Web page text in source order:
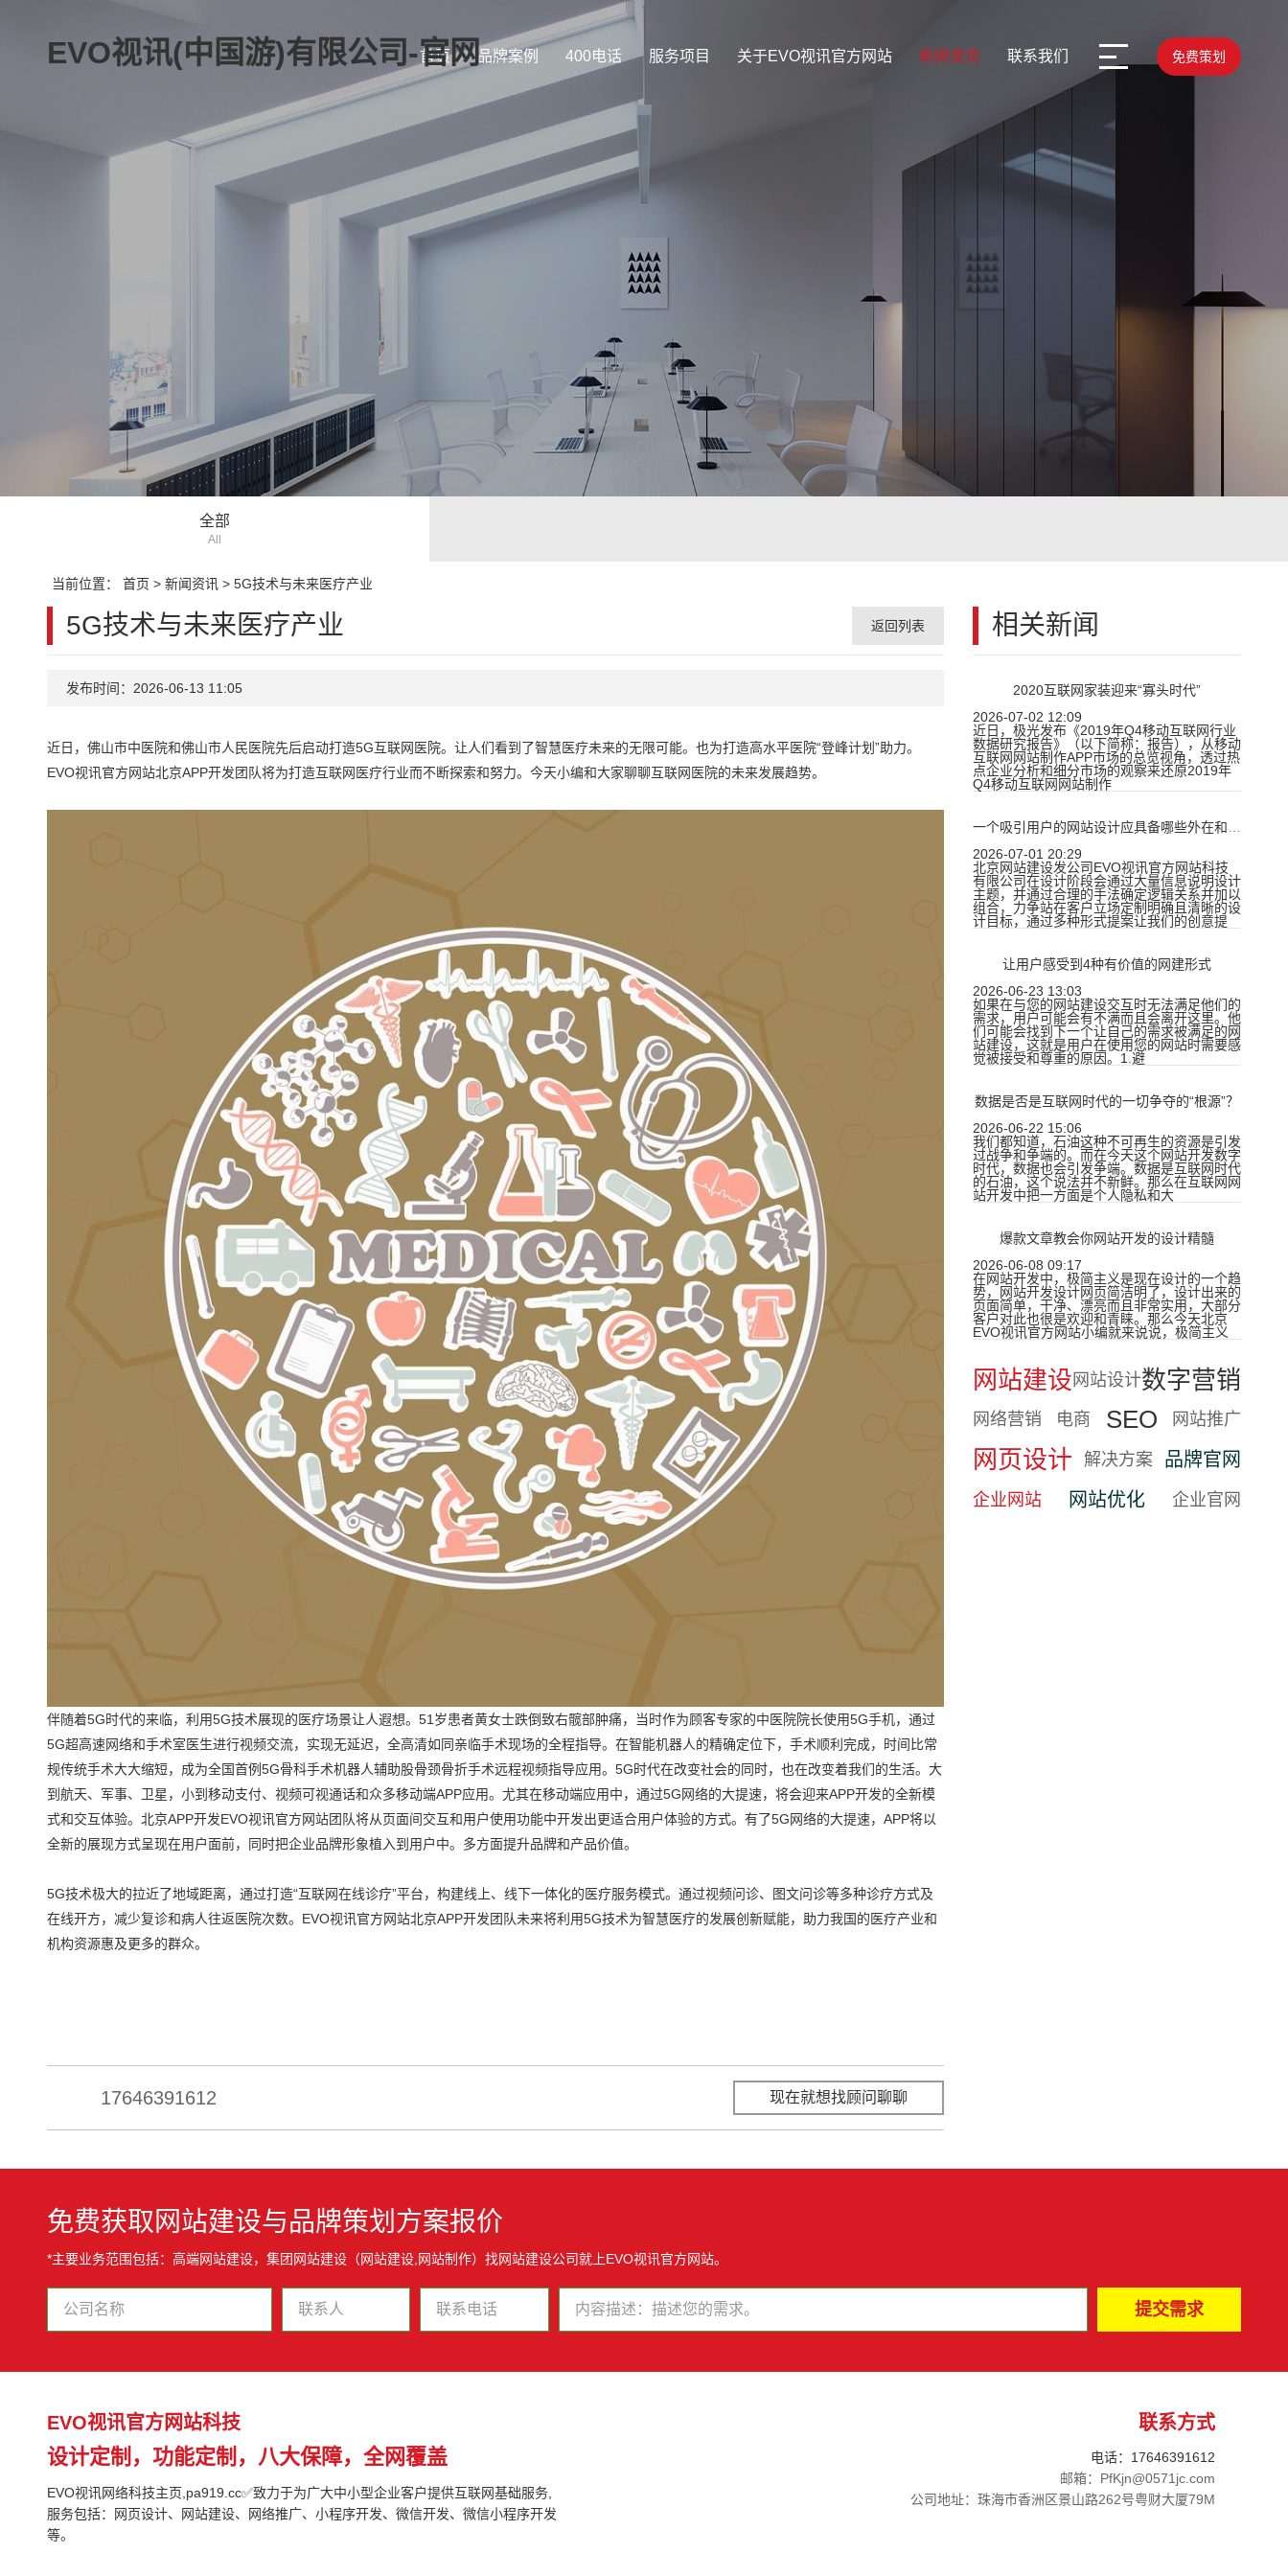
EVO视讯(中国游)有限公司-官网
首页 品牌案例 400电话 服务项目 关于EVO视讯官方网站 新闻资讯 联系我们 免费策划
全部
All
当前位置： 首页 > 新闻资讯> 5G技术与未来医疗产业
相关新闻
2020互联网家装迎来“寡头时代”
2026-07-02 12:09
近日，极光发布《2019年Q4移动互联网行业
数据研究报告》（以下简称：报告），从移动
互联网网站制作APP市场的总览视角，透过热
点企业分析和细分市场的观察来还原2019年
Q4移动互联网网站制作
2026-07-01 20:29
北京网站建设发公司EVO视讯官方网站科技
有限公司在设计阶段会通过大量信息说明设计
主题，并通过合理的手法确定逻辑关系并加以
组合，力争站在客户立场定制明确且清晰的设
计目标，通过多种形式提案让我们的创意提
让用户感受到4种有价值的网建形式
2026-06-23 13:03
如果在与您的网站建设交互时无法满足他们的
需求，用户可能会有不满而且会离开这里。他
们可能会找到下一个让自己的需求被满足的网
站建设，这就是用户在使用您的网站时需要感
觉被接受和尊重的原因。1.避
数据是否是互联网时代的一切争夺的“根源”？
2026-06-22 15:06
我们都知道，石油这种不可再生的资源是引发
过战争和争端的。而在今天这个网站开发数字
时代，数据也会引发争端。数据是互联网时代
的石油，这个说法并不新鲜。那么在互联网网
站开发中把一方面是个人隐私和大
爆款文章教会你网站开发的设计精髓
2026-06-08 09:17
在网站开发中，极简主义是现在设计的一个趋
势，网站开发设计网页简洁明了，设计出来的
页面简单，干净、漂亮而且非常实用，大部分
客户对此也很是欢迎和青睐。那么今天北京
EVO视讯官方网站小编就来说说，极简主义
网站建设 网站设计数字营销
网络营销 电商 SEO 网站推广
网页设计 解决方案 品牌官网
企业网站 网站优化 企业官网
5G技术与未来医疗产业 返回列表
发布时间：2026-06-13 11:05
近日，佛山市中医院和佛山市人民医院先后启动打造5G互联网医院。让人们看到了智慧医疗未来的无限可能。也为打造高水平医院“登峰计划”助力。
EVO视讯官方网站北京APP开发团队将为打造互联网医疗行业而不断探索和努力。今天小编和大家聊聊互联网医院的未来发展趋势。
伴随着5G时代的来临，利用5G技术展现的医疗场景让人遐想。51岁患者黄女士跌倒致右髋部肿痛，当时作为顾客专家的中医院院长使用5G手机，通过
5G超高速网络和手术室医生进行视频交流，实现无延迟，全高清如同亲临手术现场的全程指导。在智能机器人的精确定位下，手术顺利完成，时间比常
规传统手术大大缩短，成为全国首例5G骨科手术机器人辅助股骨颈骨折手术远程视频指导应用。5G时代在改变社会的同时，也在改变着我们的生活。大
到航天、军事、卫星，小到移动支付、视频可视通话和众多移动端APP应用。尤其在移动端应用中，通过5G网络的大提速，将会迎来APP开发的全新模
式和交互体验。北京APP开发EVO视讯官方网站团队将从页面间交互和用户使用功能中开发出更适合用户体验的方式。有了5G网络的大提速，APP将以
全新的展现方式呈现在用户面前，同时把企业品牌形象植入到用户中。多方面提升品牌和产品价值。
5G技术极大的拉近了地域距离，通过打造“互联网在线诊疗”平台，构建线上、线下一体化的医疗服务模式。通过视频问诊、图文问诊等多种诊疗方式及
在线开方，减少复诊和病人往返医院次数。EVO视讯官方网站北京APP开发团队未来将利用5G技术为智慧医疗的发展创新赋能，助力我国的医疗产业和
机构资源惠及更多的群众。
17646391612 现在就想找顾问聊聊
免费获取网站建设与品牌策划方案报价
*主要业务范围包括：高端网站建设，集团网站建设（网站建设,网站制作）找网站建设公司就上EVO视讯官方网站。
EVO视讯官方网站科技
设计定制，功能定制，八大保障，全网覆盖
EVO视讯网络科技主页,pa919.cc✅致力于为广大中小型企业客户提供互联网基础服务,
服务包括：网页设计、网站建设、网络推广、小程序开发、微信开发、微信小程序开发
等。
联系方式
电话：17646391612
邮箱：PfKjn@0571jc.com
公司地址：珠海市香洲区景山路262号粤财大厦79M